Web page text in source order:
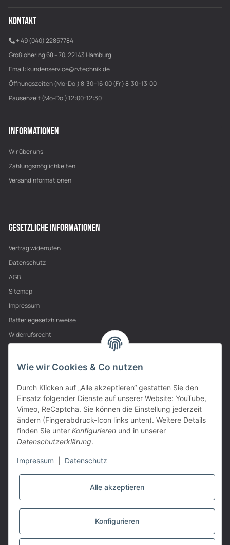
KONTAKT
+ 49 (040) 22857784
Großlohering 68 – 70, 22143 Hamburg
Email: kundenservice@rvtechnik.de
Öffnungszeiten (Mo-Do.) 8:30–16:00 (Fr.) 8:30–13:00
Pausenzeit (Mo-Do.) 12:00-12:30
INFORMATIONEN
Wir über uns
Zahlungsmöglichkeiten
Versandinformationen
GESETZLICHE INFORMATIONEN
Vertrag widerrufen
Datenschutz
AGB
Sitemap
Impressum
Batteriegesetzhinweise
Widerrufsrecht
PARTNER
VERTRAG WIDERRUFEN
Powered byJTL-Shop|TECHNIK JTL-Shop Template
Wie wir Cookies & Co nutzen
Durch Klicken auf „Alle akzeptieren“ gestatten Sie den
Einsatz folgender Dienste auf unserer Website: YouTube,
Vimeo, ReCaptcha. Sie können die Einstellung jederzeit
ändern (Fingerabdruck-Icon links unten). Weitere Details
finden Sie unter Konfigurieren und in unserer
Datenschutzerklärung.
Impressum Datenschutz
Alle akzeptieren
Konfigurieren